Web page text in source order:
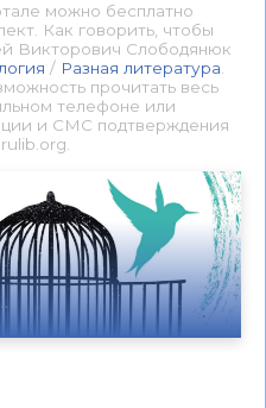
можно бесплатно
Как говорить, чтобы
Викторович Слободянюк
/ Разная литература
прочитать весь
телефоне или
и СМС подтверждения